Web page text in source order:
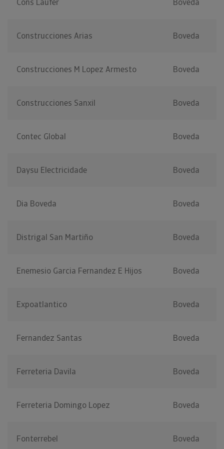
Cons Laufer Boveda
Construcciones Arias Boveda
Construcciones M Lopez Armesto Boveda
Construcciones Sanxil Boveda
Contec Global Boveda
Daysu Electricidade Boveda
Dia Boveda Boveda
Distrigal San Martiño Boveda
Enemesio Garcia Fernandez E Hijos Boveda
Expoatlantico Boveda
Fernandez Santas Boveda
Ferreteria Davila Boveda
Ferreteria Domingo Lopez Boveda
Fonterrebel Boveda